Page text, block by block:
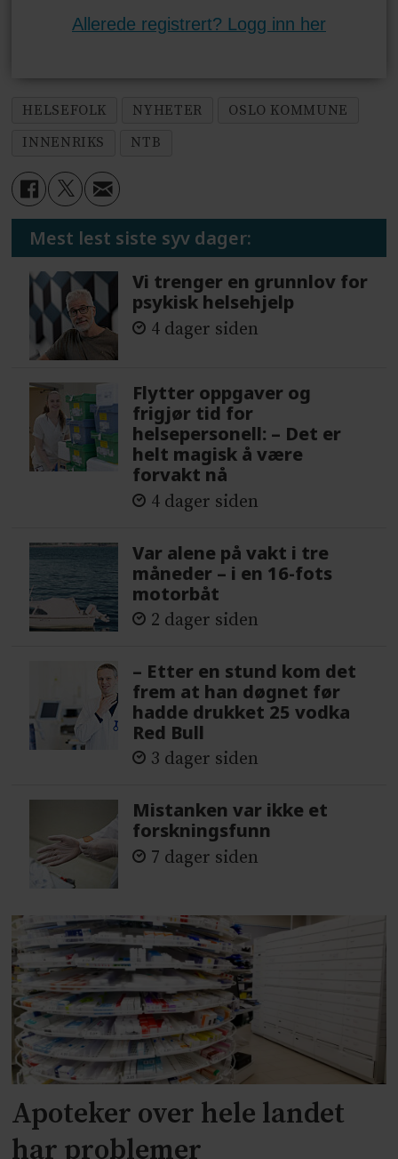
Allerede registrert? Logg inn her
HELSEFOLK NYHETER
OSLO KOMMUNE
INNENRIKS
NTB
Mest lest siste syv dager:
Vi trenger en grunnlov for
psykisk helsehjelp
4 dager siden
Flytter oppgaver og
frigjør tid for
helsepersonell: – Det er
helt magisk å være
forvakt nå
4 dager siden
Var alene på vakt i tre
måneder – i en 16-fots
motorbåt
2 dager siden
– Etter en stund kom det
frem at han døgnet før
hadde drukket 25 vodka
Red Bull
3 dager siden
Mistanken var ikke et
forskningsfunn
7 dager siden
Apoteker over hele landet
har problemer